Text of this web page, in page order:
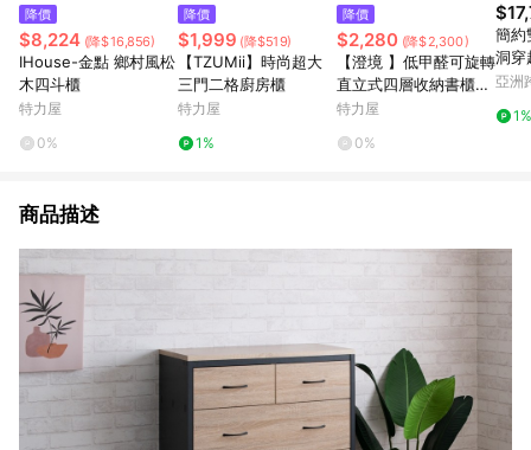
降價
$8,224 (降$16,856)
IHouse-金點 鄉村風松
木四斗櫃
特力屋
0%
降價
$1,999 (降$519)
【TZUMii】時尚超大
三門二格廚房櫃
特力屋
1%
降價
$2,280 (降$2,300)
【澄境 】低甲醛可旋轉
直立式四層收納書櫃集
成木紋
特力屋
0%
簡約
洞穿
亞洲
1%
商品描述